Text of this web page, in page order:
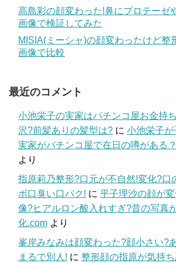
高島彩の顔変わった!鼻にプロテーゼ
画像で検証してみた
MISIA(ミーシャ)の顔変わったけど整
画像で比較
最近のコメント
小池栄子の実家はパチンコ屋お金持
沢?前髪ありの髪型は? に 小池栄子が
実家がパチンコ屋で在日の噂がある
より
指原莉乃整形?口元が不自然!変化?口
ボ口臭い口パク! に 平子理沙の顔が
像?ヒアルロン酸入れすぎ?昔の写真
化.com より
峯岸みなみは顔変わった?顔小さい?
まるで別人! に 整形顔の指原が気持